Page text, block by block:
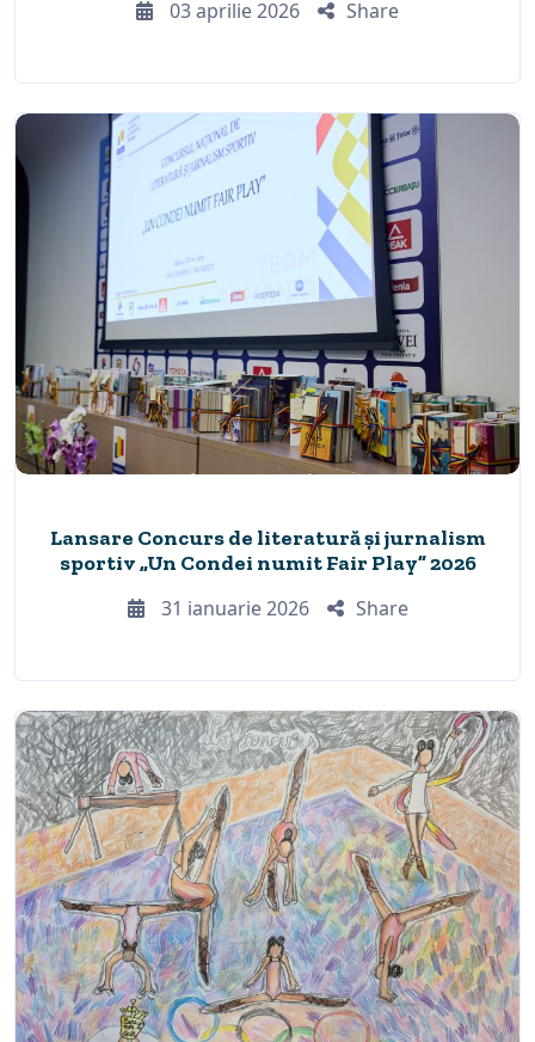
03 aprilie 2026 Share
Lansare Concurs de literatură și jurnalism
sportiv „Un Condei numit Fair Play” 2026
31 ianuarie 2026
Share